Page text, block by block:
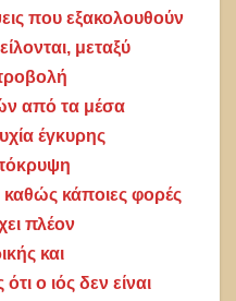
που εξακολουθούν
μεταξύ
από τα μέσα
έγκυρης
κάποιες φορές
πλέον
και
ο ιός δεν είναι